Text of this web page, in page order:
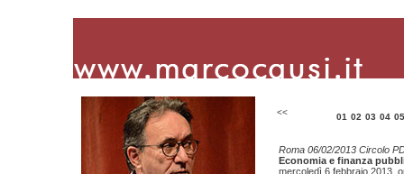
<< 01 02 03 04 05
Roma 06/02/2013 Circolo
Economia e finanza
mercoledì 6 febbraio 2013,